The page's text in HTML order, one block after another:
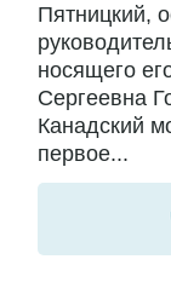
Пятницкий,
носящего
Сергеевна
Канадский
первое...